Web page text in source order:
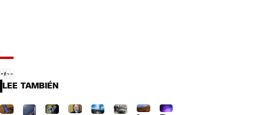
LEE TAMBIÉN